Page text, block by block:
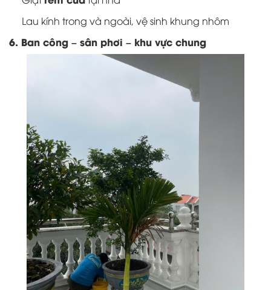
Lau kính trong và ngoài, vệ sinh khung nhôm
6. Ban công – sân phơi – khu vực chung